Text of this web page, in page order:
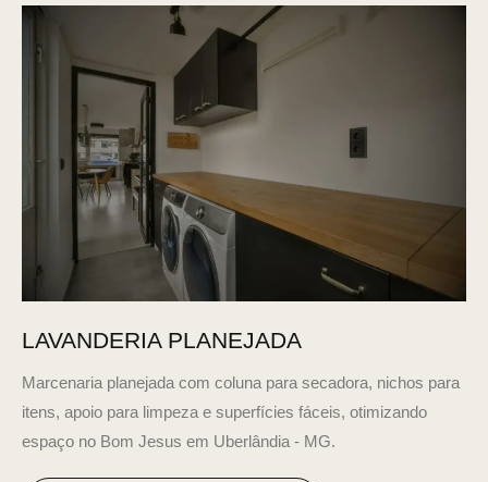
LAVANDERIA PLANEJADA
Marcenaria planejada com coluna para secadora, nichos para
itens, apoio para limpeza e superfícies fáceis, otimizando
espaço no Bom Jesus em Uberlândia - MG.